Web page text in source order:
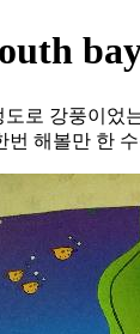
로 강풍이었
번 해볼만 한